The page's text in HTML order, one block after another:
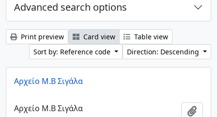
Advanced search options
Print preview Card view
Table view
Sort by: Reference code
Direction: Descending
Αρχείο Μ.Β Σιγάλα
Αρχείο Μ.Β Σιγάλα Add